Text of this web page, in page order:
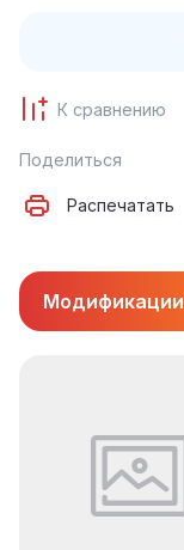
К сравнению
Поделиться
Распечатать
Модификации